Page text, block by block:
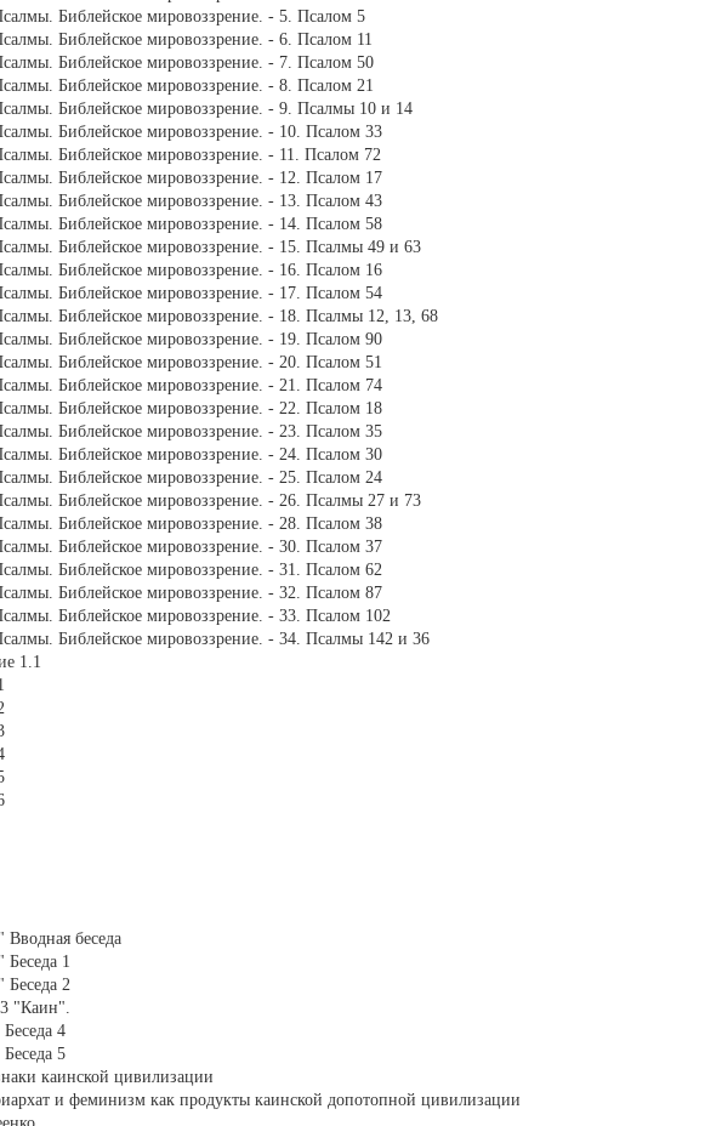
Библейское мировоззрение. - 5. Псалом 5
Библейское мировоззрение. - 6. Псалом 11
Библейское мировоззрение. - 7. Псалом 50
Библейское мировоззрение. - 8. Псалом 21
Библейское мировоззрение. - 9. Псалмы 10 и 14
Библейское мировоззрение. - 10. Псалом 33
Библейское мировоззрение. - 11. Псалом 72
Библейское мировоззрение. - 12. Псалом 17
Библейское мировоззрение. - 13. Псалом 43
Библейское мировоззрение. - 14. Псалом 58
Библейское мировоззрение. - 15. Псалмы 49 и 63
Библейское мировоззрение. - 16. Псалом 16
Библейское мировоззрение. - 17. Псалом 54
Библейское мировоззрение. - 18. Псалмы 12, 13, 68
Библейское мировоззрение. - 19. Псалом 90
Библейское мировоззрение. - 20. Псалом 51
Библейское мировоззрение. - 21. Псалом 74
Библейское мировоззрение. - 22. Псалом 18
Библейское мировоззрение. - 23. Псалом 35
Библейское мировоззрение. - 24. Псалом 30
Библейское мировоззрение. - 25. Псалом 24
Библейское мировоззрение. - 26. Псалмы 27 и 73
Библейское мировоззрение. - 28. Псалом 38
Библейское мировоззрение. - 30. Псалом 37
Библейское мировоззрение. - 31. Псалом 62
Библейское мировоззрение. - 32. Псалом 87
Библейское мировоззрение. - 33. Псалом 102
Библейское мировоззрение. - 34. Псалмы 142 и 36
1.1
беседа
1
2
"Каин".
4
5
каинской цивилизации
и феминизм как продукты каинской допотопной цивилизации